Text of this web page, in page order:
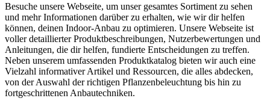
Besuche unsere Webseite, um unser gesamtes Sortiment zu sehen
und mehr Informationen darüber zu erhalten, wie wir dir helfen
können, deinen Indoor-Anbau zu optimieren. Unsere Webseite ist
voller detaillierter Produktbeschreibungen, Nutzerbewertungen und
Anleitungen, die dir helfen, fundierte Entscheidungen zu treffen.
Neben unserem umfassenden Produktkatalog bieten wir auch eine
Vielzahl informativer Artikel und Ressourcen, die alles abdecken,
von der Auswahl der richtigen Pflanzenbeleuchtung bis hin zu
fortgeschrittenen Anbautechniken.